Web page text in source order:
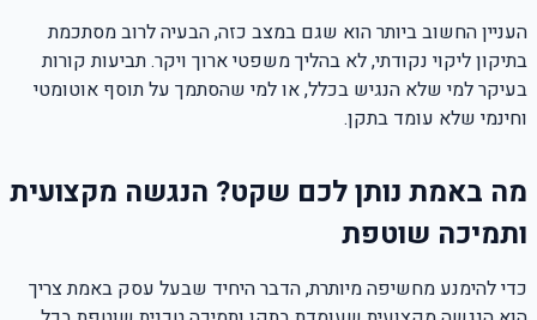
העניין החשוב ביותר הוא שגם במצב כזה, הבעיה לרוב מסתכמת
בתיקון ליקוי נקודתי, לא בהליך משפטי ארוך ויקר. תביעות קורות
בעיקר למי שלא הנגיש בכלל, או למי שהסתמך על תוסף אוטומטי
וחינמי שלא עומד בתקן.
מה באמת נותן לכם שקט? הנגשה מקצועית
ותמיכה שוטפת
כדי להימנע מחשיפה מיותרת, הדבר היחיד שבעל עסק באמת צריך